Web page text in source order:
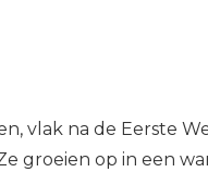
vlak na de Eerste
groeien op in een